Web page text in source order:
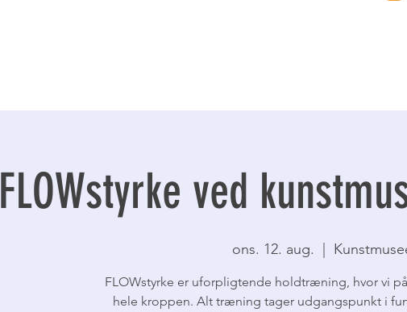
FLOWstyrke ved
ons. 12. aug.
FLOWstyrke er uforpligtende holdtræning, hvor vi
hele kroppen. Alt træning tager udgangspunkt i